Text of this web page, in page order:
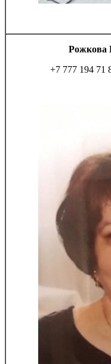
Рожкова
+7 777 194 71